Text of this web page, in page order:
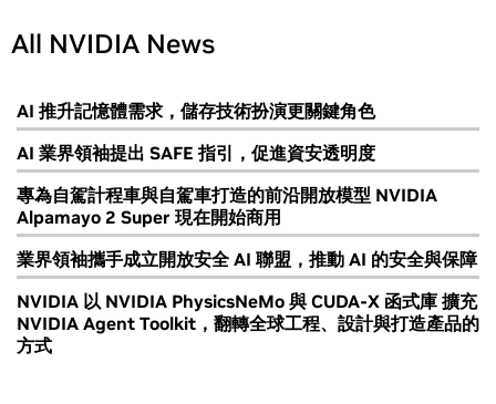
All NVIDIA News
AI 推升記憶體需求，儲存技術扮演更關鍵角色
AI 業界領袖提出 SAFE 指引，促進資安透明度
專為自駕計程車與自駕車打造的前沿開放模型 NVIDIA
Alpamayo 2 Super 現在開始商用
業界領袖攜手成立開放安全 AI 聯盟，推動 AI 的安全與保障
NVIDIA 以 NVIDIA PhysicsNeMo 與 CUDA-X 函式庫 擴充
NVIDIA Agent Toolkit，翻轉全球工程、設計與打造產品的
方式